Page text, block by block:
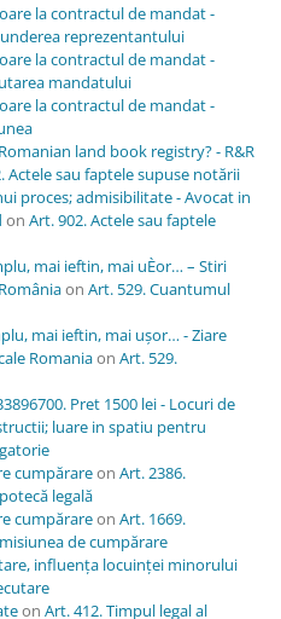
la contractul de mandat -
reprezentantului
la contractul de mandat -
mandatului
la contractul de mandat -
land book registry? - R&R
Actele sau faptele supuse notării
proces; admisibilitate - Avocat in
on Art. 902. Actele sau faptele
mai ieftin, mai uÈor… – Stiri
on Art. 529. Cuantumul
mai ieftin, mai ușor… - Ziare
Romaniaon Art. 529.
Pret 1500 lei - Locuri de
luare in spatiu pentru
cumpărareon Art. 2386.
legală
cumpărareon Art. 1669.
de cumpărare
influența locuinței minorului
on Art. 412. Timpul legal al